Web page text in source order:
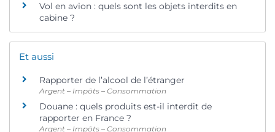
Vol en avion : quels sont les objets interdits en
cabine ?
Et aussi
Rapporter de l’alcool de l’étranger
Argent – Impôts – Consommation
Douane : quels produits est-il interdit de
rapporter en France ?
Argent – Impôts – Consommation